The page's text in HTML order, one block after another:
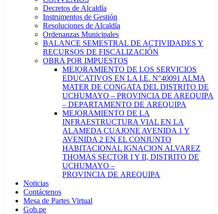
Decretos de Alcaldía
Instrumentos de Gestión
Resoluciones de Alcaldía
Ordenanzas Municipales
BALANCE SEMESTRAL DE ACTIVIDADES Y
RECURSOS DE FISCALIZACIÓN
OBRA POR IMPUESTOS
MEJORAMIENTO DE LOS SERVICIOS
EDUCATIVOS EN LA I.E. N°40091 ALMA
MATER DE CONGATA DEL DISTRITO DE
UCHUMAYO – PROVINCIA DE AREQUIPA
– DEPARTAMENTO DE AREQUIPA
MEJORAMIENTO DE LA
INFRAESTRUCTURA VIAL EN LA
ALAMEDA CUAJONE AVENIDA 1 Y
AVENIDA 2 EN EL CONJUNTO
HABITACIONAL IGNACION ALVAREZ
THOMAS SECTOR I Y II, DISTRITO DE
UCHUMAYO –
PROVINCIA DE AREQUIPA
Noticias
Contáctenos
Mesa de Partes Virtual
Gob.pe